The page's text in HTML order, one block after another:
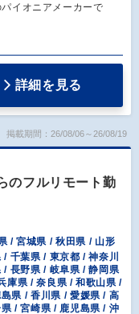
イオニアメーカーで
詳細を見る
掲載期間：26/08/06～26/08/19
のフルリモート勤
/ 宮城県 / 秋田県 / 山形
千葉県 / 東京都 / 神奈川
/ 長野県 / 岐阜県 / 静岡県
庫県 / 奈良県 / 和歌山県 /
県 / 香川県 / 愛媛県 / 高
/ 宮崎県 / 鹿児島県 / 沖